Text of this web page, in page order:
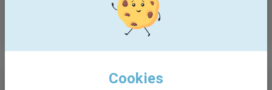
Gleichzeitig transformieren wir uns selbst. Bis 2050 wollen
wir klimaneutral werden und setzen alles daran, unsere
Produktion, Energienutzung und Produkte effizienter und
nachhaltiger zu gestalten.
Doch für große Pläne braucht es ein starkes Team. Daher
suchen wir Kolleg:innen, die Großartiges schaffen wollen
Mehr Job Möglichkeiten
Cookies